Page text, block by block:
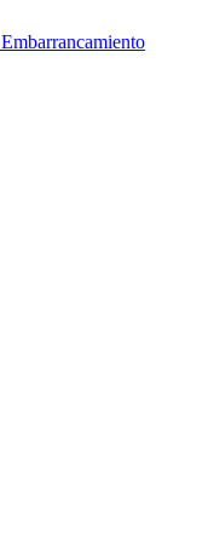
Embarrancamiento